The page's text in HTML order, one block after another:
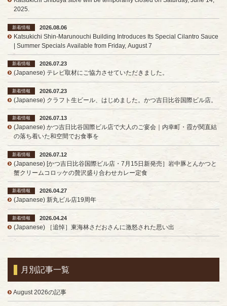
2025.
新着情報
2026.08.06
Katsukichi Shin-Marunouchi Building Introduces Its Special Cilantro Sauce
| Summer Specials Available from Friday, August 7
新着情報
2026.07.23
(Japanese) テレビ取材にご協力させていただきました。
新着情報
2026.07.23
(Japanese) クラフト生ビール、はじめました。かつ吉日比谷国際ビル店。
新着情報
2026.07.13
(Japanese) かつ吉日比谷国際ビル店で大人のご宴会｜内幸町・霞が関直結
の落ち着いた和空間でお食事を
新着情報
2026.07.12
(Japanese) [かつ吉日比谷国際ビル店・7月15日新発売］岩中豚とんかつと
蟹クリームコロッケの贅沢盛り合わせカレー定食
新着情報
2026.04.27
(Japanese) 新丸ビル店19周年
新着情報
2026.04.24
(Japanese) ［追悼］東海林さだおさんに激怒された思い出
月別記事一覧
August 2026の記事